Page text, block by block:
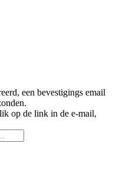
een bevestigings email
op de link in de e-mail,